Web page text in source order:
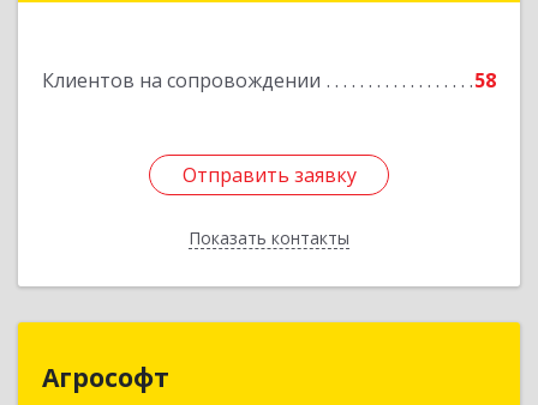
Клиентов на сопровождении 58
Отправить заявку
Показать контакты
Отправить заявку
Назад
Агрософт